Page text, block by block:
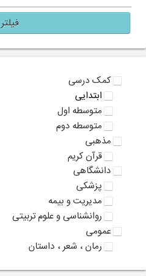
فیلتر
کمک درسی
ابتدایی
متوسطه اول
متوسطه دوم
مذهبی
قرآن کریم
دانشگاهی
پزشکی
مدیریت و بیمه
روانشناسی و علوم تربیتی
عمومی
رمان ، شعر ، داستان